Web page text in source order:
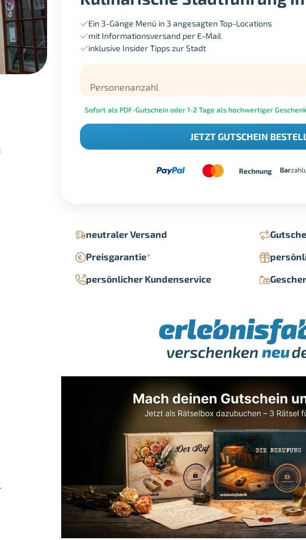
Ein 3-Gänge Menü in 3 angesagten Top-Locations
mit Informationsversand per E-Mail
inklusive Insider Tipps zur Stadt
Personenanzahl
Sofort als PDF-Gutschein oder 1-2 Tage als hochwertiger
JETZT GUTSCHEIN
Rechnung
neutraler Versand
Preisgarantie*
persönlicher Kundenservice